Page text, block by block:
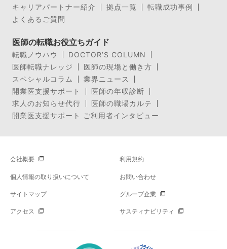
キャリアパートナー紹介
拠点一覧
転職成功事例
よくあるご質問
医師の転職お役立ちガイド
転職ノウハウ
DOCTOR’S COLUMN
医師転職ナレッジ
医師の現場と働き方
スペシャルコラム
業界ニュース
開業医支援サポート
医師の年収診断
求人のお知らせ代行
医師の職場カルテ
開業医支援サポート ご利用者インタビュー
会社概要 利用規約
個人情報の取り扱いについて お問い合わせ
サイトマップ グループ企業
アクセス サスティナビリティ